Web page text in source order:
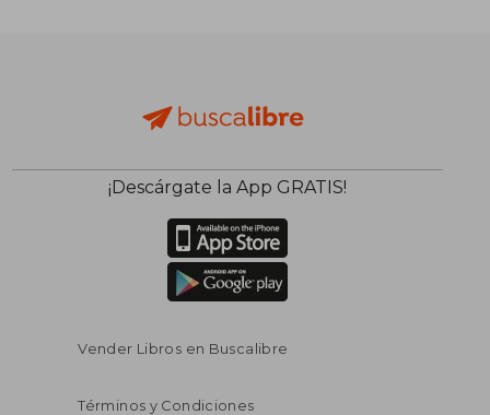
¡Descárgate la App GRATIS!
Vender Libros en Buscalibre
Términos y Condiciones